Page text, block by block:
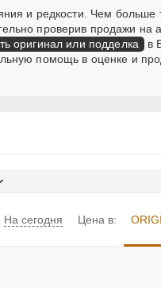
и редкости. Чем больше
проверив продажи на
оригинал или подделка
в
помощь в оценке и
На сегодня Цена в: